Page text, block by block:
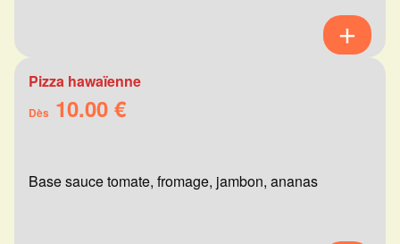
Pizza hawaïenne
Dès 10.00 €
Base sauce tomate, fromage, jambon, ananas